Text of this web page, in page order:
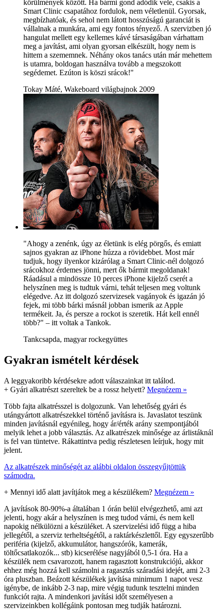
körülmények között. Ha bármi gond adódik vele, csakis a
Smart Clinic csapatához fordulok, nem véletlenül. Gyorsak,
megbízhatóak, és sehol nem látott hosszúságú garanciát is
vállalnak a munkára, ami egy fontos tényező. A szervizben jó
hangulat mellett egy kellemes kávé társaságában várhattam
meg a javítást, ami olyan gyorsan elkészült, hogy nem is
hittem a szememnek. Néhány okos tanács után már mehettem
is utamra, boldogan használva tovább a megszokott
segédemet. Ezúton is köszi srácok!"
Tokay Máté, Wakeboard világbajnok 2009
"Ahogy a zenénk, úgy az életünk is elég pörgős, és emiatt
sajnos gyakran az iPhone húzza a rövidebbet. Most már
tudjuk, hogy ilyenkor kizárólag a Smart Clinic-nél dolgozó
srácokhoz érdemes jönni, mert ők bármit megoldanak!
Ráadásul a mindössze 10 perces iPhone kijelző cserét a
helyszínen meg is tudtuk várni, tehát teljesen meg voltunk
elégedve. Az itt dolgozó szervizesek vagányok és igazán jó
fejek, mi több bárki másnál jobban ismerik az Apple
termékeit. Ja, és persze a rockot is szeretik. Hát kell ennél
több?" – itt voltak a Tankok.
Tankcsapda, magyar rockegyüttes
Gyakran ismételt kérdések
A leggyakoribb kérdésekre adott válaszainkat itt találod.
+ Gyári alkatrészt szereltek be a rossz helyett? Megnézem »
Több fajta alkatrésszel is dolgozunk. Van lehetőség gyári és
utángyártott alkatrészekkel történő javításra is. Javaslatot teszünk
minden javításnál egyénileg, hogy ár/érték arány szempontjából
melyik lehet a jobb választás. Az alkatrészek minősége az árlistáknál
is fel van tüntetve. Rákattintva pedig részletesen leírjuk, hogy mit
jelent.
Az alkatrészek minőségét az alábbi oldalon összegyűjtöttük
számodra.
+ Mennyi idő alatt javítjátok meg a készülékem? Megnézem »
A javítások 80-90%-a általában 1 órán belül elvégezhető, ami azt
jelenti, hogy akár a helyszínen is meg tudod várni, és nem kell
napokig nélkülözni a készüléket. A szervizelési idő függ a hiba
jellegétől, a szerviz terheltségétől, a raktárkészlettől. Egy egyszerűbb
periféria (kijelző, akkumulátor, hangszórók, kamerák,
töltőcsatlakozók... stb) kicserélése nagyjából 0,5-1 óra. Ha a
készülék nem csavarozott, hanem ragasztott konstrukciójú, akkor
ehhez még hozzá kell számolni a ragasztás száradási idejét, ami 2-3
óra pluszban. Beázott készülékek javítása minimum 1 napot vesz
igénybe, de inkább 2-3 nap, mire végig tudunk tesztelni minden
funkciót rajta. A mindenkori javítási időt személyesen a
szervizeinkben kollégáink pontosan meg tudják határozni.